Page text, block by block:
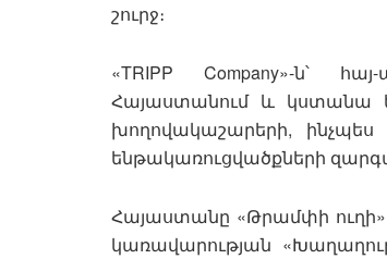
շուրջ։
«TRIPP Company»-ն՝
Հայաստանում և կստանա
խողովակաշարերի,
ենթակառուցվածքների
Հայաստանը «Թրամփի
կառավարության